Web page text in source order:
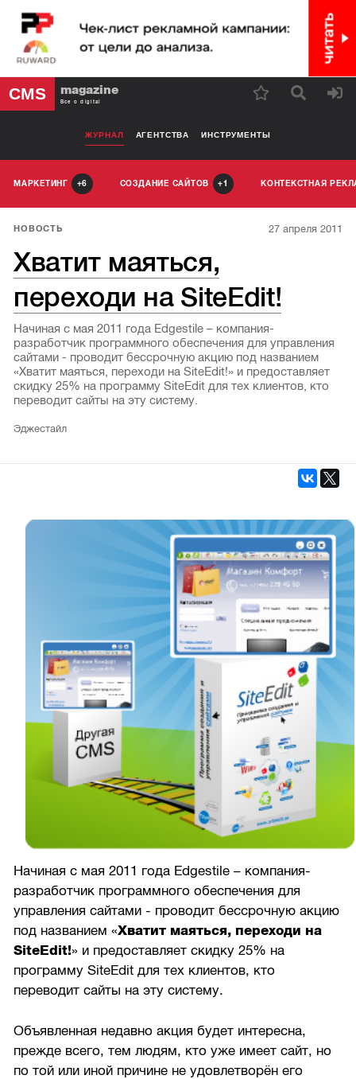
CMS magazine
Все о digital
ЖУРНАЛ АГЕНТСТВА ИНСТРУМЕНТЫ
МАРКЕТИНГ 6 СОЗДАНИЕ САЙТОВ 1 КОНТЕКСТНАЯ
НОВОСТЬ 27 апреля 2011
Хватит маяться,
переходи на SiteEdit!
Начиная с мая 2011 года Edgestile – компания-
разработчик программного обеспечения для управления
сайтами - проводит бессрочную акцию под названием
«Хватит маяться, переходи на SiteEdit!» и предоставляет
скидку 25% на программу SiteEdit для тех клиентов, кто
переводит сайты на эту систему.
Эджестайл
Начиная с мая 2011 года Edgestile – компания-
разработчик программного обеспечения для
управления сайтами - проводит бессрочную акцию
под названием «Хватит маяться, переходи на
SiteEdit!» и предоставляет скидку 25% на
программу SiteEdit для тех клиентов, кто
переводит сайты на эту систему.
Объявленная недавно акция будет интересна,
прежде всего, тем людям, кто уже имеет сайт, но
по той или иной причине не удовлетворён его